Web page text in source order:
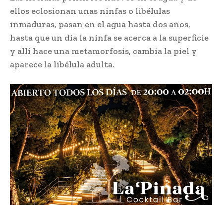
ellos eclosionan unas ninfas o libélulas
inmaduras, pasan en el agua hasta dos años,
hasta que un día la ninfa se acerca a la superficie
y allí hace una metamorfosis, cambia la piel y
aparece la libélula adulta.